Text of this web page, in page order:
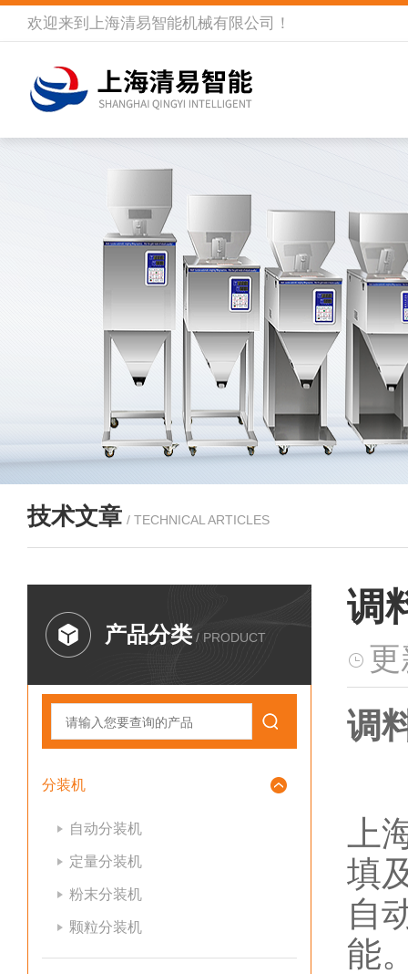
欢迎来到 上海清易智能机械有限公司 ！
技术文章 / TECHNICAL ARTICLES
产品分类 / PRODUCT
分装机
自动分装机
定量分装机
粉末分装机
颗粒分装机
调
调
上
填
自
能